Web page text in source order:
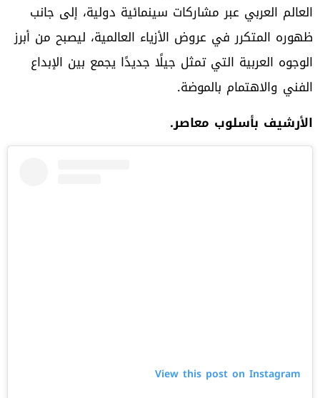
العالم العربي عبر مشاركات سينمائية دولية، إلى جانب
ظهوره المتكرر في عروض الأزياء العالمية، ليصبح من أبرز
الوجوه العربية التي تمثل جيلًا جديدًا يجمع بين الإبداع
الفني والاهتمام بالموضة.
الأرشيف بأسلوب معاصر.
View this post on Instagram